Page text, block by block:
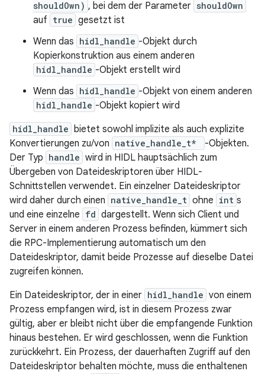
shouldOwn) , bei dem der Parameter shouldOwn
auf true gesetzt ist
Wenn das hidl_handle -Objekt durch
Kopierkonstruktion aus einem anderen
hidl_handle -Objekt erstellt wird
Wenn das hidl_handle -Objekt von einem anderen
hidl_handle -Objekt kopiert wird
hidl_handle bietet sowohl implizite als auch explizite
Konvertierungen zu/von native_handle_t*
-Objekten.
Der Typ handle wird in HIDL hauptsächlich zum
Übergeben von Dateideskriptoren über HIDL-
Schnittstellen verwendet. Ein einzelner Dateideskriptor
wird daher durch einen native_handle_t ohne int s
und eine einzelne fd dargestellt. Wenn sich Client und
Server in einem anderen Prozess befinden, kümmert sich
die RPC-Implementierung automatisch um den
Dateideskriptor, damit beide Prozesse auf dieselbe Datei
zugreifen können.
Ein Dateideskriptor, der in einer hidl_handle von einem
Prozess empfangen wird, ist in diesem Prozess zwar
gültig, aber er bleibt nicht über die empfangende Funktion
hinaus bestehen. Er wird geschlossen, wenn die Funktion
zurückkehrt. Ein Prozess, der dauerhaften Zugriff auf den
Dateideskriptor behalten möchte, muss die enthaltenen